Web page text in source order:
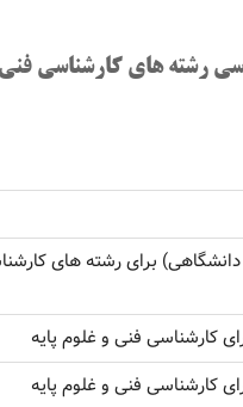
رشته های کارشناسی فنی
برای رشته های